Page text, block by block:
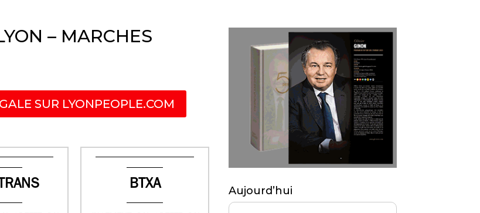
– MARCHES
SUR LYONPEOPLE.COM
BTXA Aujourd’hui